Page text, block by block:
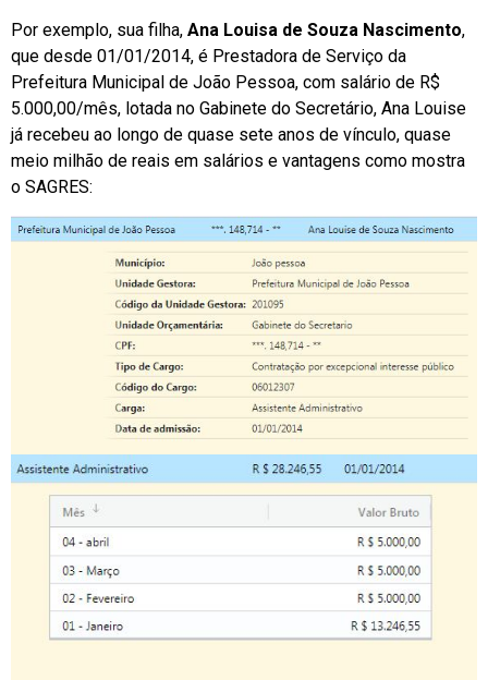
Por exemplo, sua filha, Ana Louisa de Souza Nascimento,
que desde 01/01/2014, é Prestadora de Serviço da
Prefeitura Municipal de João Pessoa, com salário de R$
5.000,00/mês, lotada no Gabinete do Secretário, Ana Louise
já recebeu ao longo de quase sete anos de vínculo, quase
meio milhão de reais em salários e vantagens como mostra
o SAGRES: